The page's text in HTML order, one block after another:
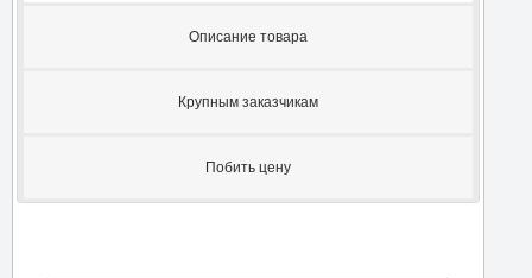
Описание товара
Крупным заказчикам
Побить цену